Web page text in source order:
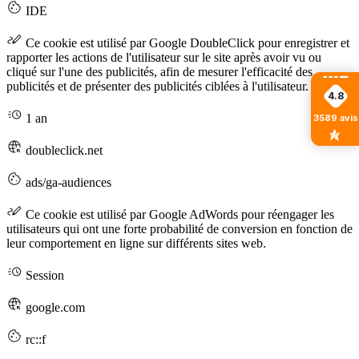
4.8
3589 avis
IDE
Ce cookie est utilisé par Google DoubleClick pour enregistrer et
rapporter les actions de l'utilisateur sur le site après avoir vu ou
cliqué sur l'une des publicités, afin de mesurer l'efficacité des
publicités et de présenter des publicités ciblées à l'utilisateur.
1 an
doubleclick.net
ads/ga-audiences
Ce cookie est utilisé par Google AdWords pour réengager les
utilisateurs qui ont une forte probabilité de conversion en fonction de
leur comportement en ligne sur différents sites web.
Session
google.com
rc::f